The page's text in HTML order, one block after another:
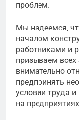
проблем.
Мы надеемся,
началом
работниками и
призываем всех
внимательно
предпринять
условий труда
на